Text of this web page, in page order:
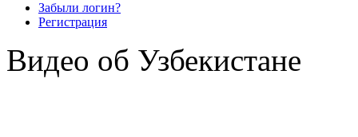
Забыли логин?
Регистрация
Видео об Узбекистане